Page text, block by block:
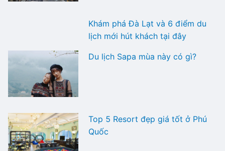
Khám phá Đà Lạt và 6 điểm du
lịch mới hút khách tại đây
Du lịch Sapa mùa này có gì?
Top 5 Resort đẹp giá tốt ở Phú
Quốc